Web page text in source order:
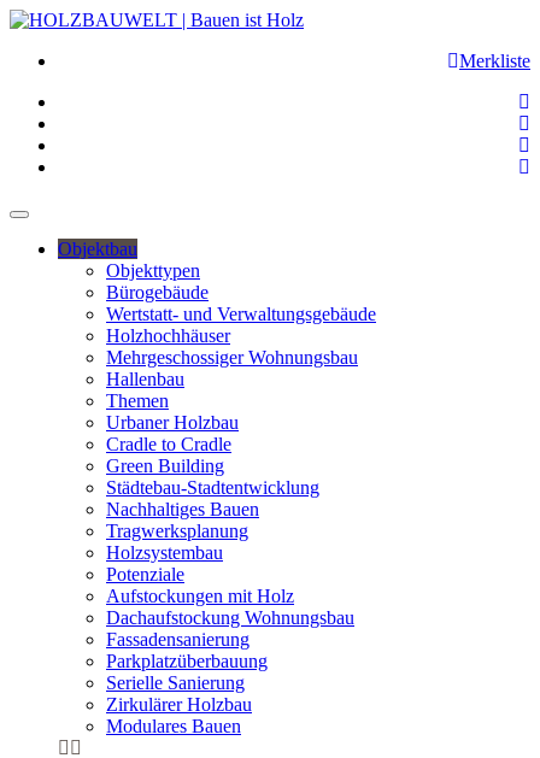
Merkliste
Objektbau
Objekttypen
Bürogebäude
Wertstatt- und Verwaltungsgebäude
Holzhochhäuser
Mehrgeschossiger Wohnungsbau
Hallenbau
Themen
Urbaner Holzbau
Cradle to Cradle
Green Building
Städtebau-Stadtentwicklung
Nachhaltiges Bauen
Tragwerksplanung
Holzsystembau
Potenziale
Aufstockungen mit Holz
Dachaufstockung Wohnungsbau
Fassadensanierung
Parkplatzüberbauung
Serielle Sanierung
Zirkulärer Holzbau
Modulares Bauen